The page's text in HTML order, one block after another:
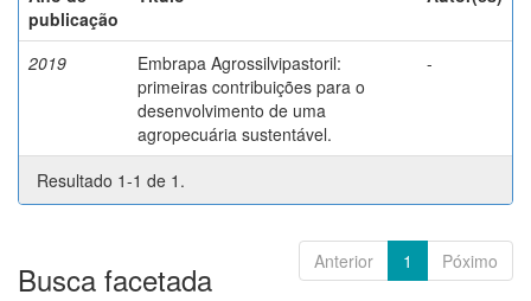
publicação
2019
Embrapa Agrossilvipastoril:
primeiras contribuições para o
desenvolvimento de uma
agropecuária sustentável.
-
Resultado 1-1 de 1.
Anterior 1 Póximo
Busca facetada